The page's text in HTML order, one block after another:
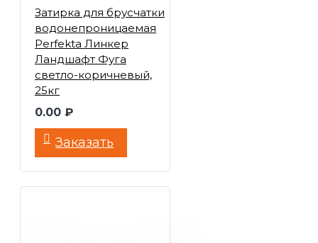
Затирка для брусчатки
водонепроницаемая
Perfekta Линкер
Ландшафт Фуга
светло-коричневый,
25кг
0.00 ₽
Заказать